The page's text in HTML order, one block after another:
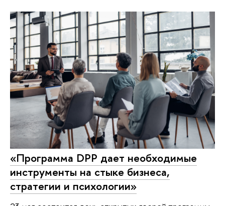
«Программа DPP дает необходимые
инструменты на стыке бизнеса,
стратегии и психологии»